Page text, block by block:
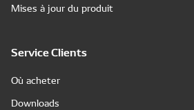
Mises à jour du produit
Service Clients
Où acheter
Downloads